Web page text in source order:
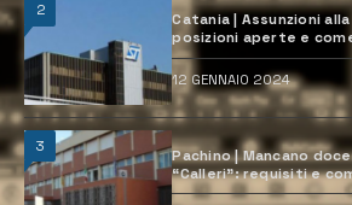
2
Catania | Assunzioni
posizioni aperte e
12 GENNAIO 2024
3
Pachino | Mancano
“Calleri”: requisiti e